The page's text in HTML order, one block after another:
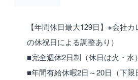
【年間休日最大129日】※会社
の休祝日による調整あり）
■完全週休2日制（休日は火・水）
■年間有給休暇2日～20日（下